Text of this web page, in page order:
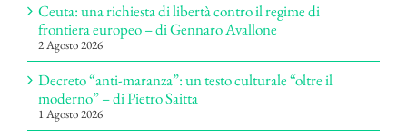
Ceuta: una richiesta di libertà contro il regime di
frontiera europeo – di Gennaro Avallone
2 Agosto 2026
Decreto “anti-maranza”: un testo culturale “oltre il
moderno” – di Pietro Saitta
1 Agosto 2026